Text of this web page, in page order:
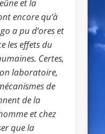
et la
encore qu’à
a pu d’ores et
les effets du
Certes,
laboratoire,
de
de la
et chez
que la